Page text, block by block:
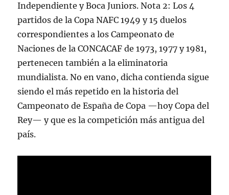
Independiente y Boca Juniors. Nota 2: Los 4
partidos de la Copa NAFC 1949 y 15 duelos
correspondientes a los Campeonato de
Naciones de la CONCACAF de 1973, 1977 y 1981,
pertenecen también a la eliminatoria
mundialista. No en vano, dicha contienda sigue
siendo el más repetido en la historia del
Campeonato de España de Copa —hoy Copa del
Rey— y que es la competición más antigua del
país.